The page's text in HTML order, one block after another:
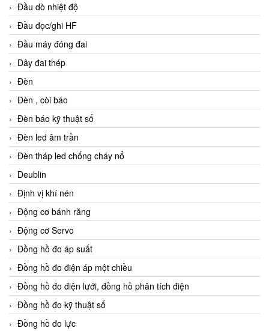
Đầu dò nhiệt độ
Đầu đọc/ghi HF
Đầu máy đóng đai
Dây đai thép
Đèn
Đèn , còi báo
Đèn báo kỹ thuật số
Đèn led âm trần
Đèn tháp led chống cháy nổ
Deublin
Định vị khí nén
Động cơ bánh răng
Động cơ Servo
Đồng hồ đo áp suất
Đồng hồ đo điện áp một chiều
Đồng hồ đo điện lưới, đồng hồ phân tích điện
Đồng hồ đo kỹ thuật số
Đồng hồ đo lực